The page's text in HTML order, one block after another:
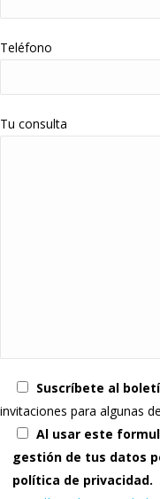
Teléfono
Tu consulta
Suscríbete al
invitaciones para algunas
Al usar este
gestión de tus datos
política de privacidad.